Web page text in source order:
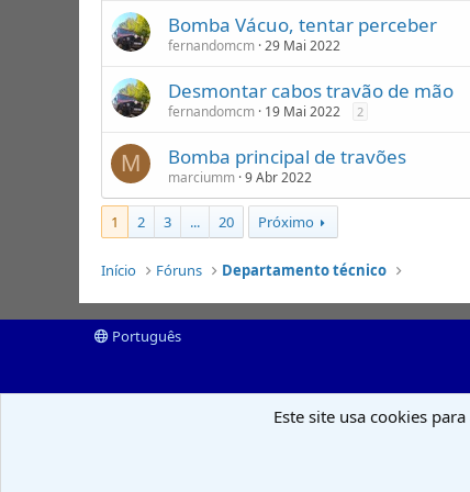
Bomba Vácuo, tentar perceber
fernandomcm 29 Mai 2022
Desmontar cabos travão de mão
fernandomcm 19 Mai 2022 2
M Bomba principal de travões
marciumm 9 Abr 2022
1 2 3 ... 20 Próximo
Início Fóruns Departamento técnico
Português
Este site usa cookies